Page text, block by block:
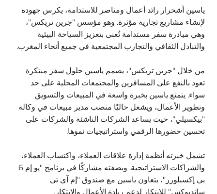
ياسين أشحرار رائد أعمال ومناصر للاستدامة، يكرس جهوده
لإنشاء مشاريع تجارية مؤثرة. وهو مؤسس "جرين تريكس"،
وهي مبادرة سفر مستدامة تُعنى بتعزيز السياحة البيئية
والتبادل الثقافي والتجارب المجتمعية في جميع أنحاء المغرب.
من خلال "جرين تريكس"، يصمم ياسين حلول سفر مبتكرة
تعود بالنفع على المسافرين والمجتمعات المحلية على حد
سواء. يتمتع ياسين بخبرة واسعة في المبيعات والتسويق
وتطوير الأعمال، ويشغل حاليًا منصب مدير مبيعات في وكالة
"بيكسيلي"، حيث يساعد الشركات الناشئة والشركات على
تحسين حضورها الرقمي واستراتيجيات نموها.
تشمل خبرته أنظمة إدارة علاقات العملاء، واكتساب العملاء،
والشراكات الاستراتيجية. وبصفته مشاركًا في برنامج "يو إم 6
بي إكسبلورر"، يتعاون ياسين مع صندوق "إم آي تي
ساندبوكس" للابتكار لدعم ريادة الأعمال والابتكار.